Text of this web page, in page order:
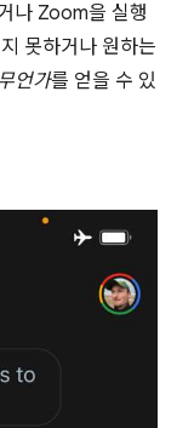
나 Zoom을 실행
못하거나 원하는
무언가를 얻을 수 있